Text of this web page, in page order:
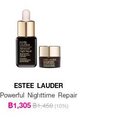
ESTEE LAUDER
Powerful Nighttime Repair
฿1,305฿1,450 (10%)